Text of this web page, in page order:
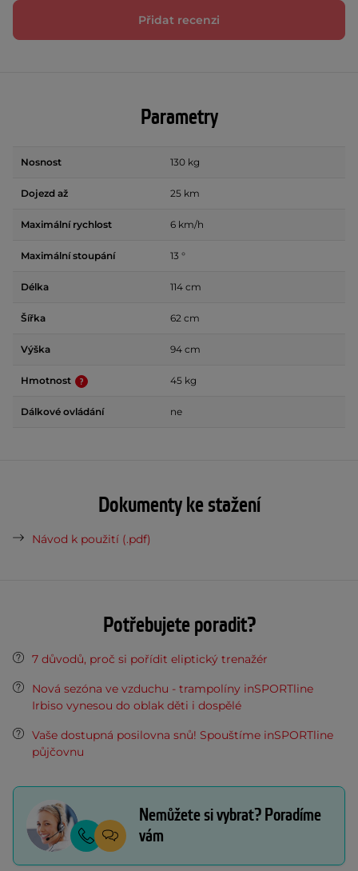
Přidat recenzi
Parametry
Nosnost 130 kg
Dojezd až 25 km
Maximální rychlost 6 km/h
Maximální stoupání 13 °
Délka 114 cm
Šířka 62 cm
Výška 94 cm
Hmotnost 45 kg
Dálkové ovládání ne
Dokumenty ke stažení
Návod k použití (.pdf)
Potřebujete poradit?
7 důvodů, proč si pořídit eliptický trenažér
Nová sezóna ve vzduchu - trampolíny inSPORTline
Irbiso vynesou do oblak děti i dospělé
Vaše dostupná posilovna snů! Spouštíme inSPORTline
půjčovnu
Nemůžete si vybrat? Poradíme
vám